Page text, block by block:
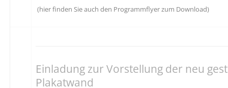
(hier finden Sie auch den Programmflyer zum Download)
Einladung zur Vorstellung der neu
Plakatwand